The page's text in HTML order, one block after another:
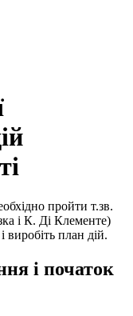
пройти т.зв.
і К. Ді Клементе)
виробіть план дій.
і початок